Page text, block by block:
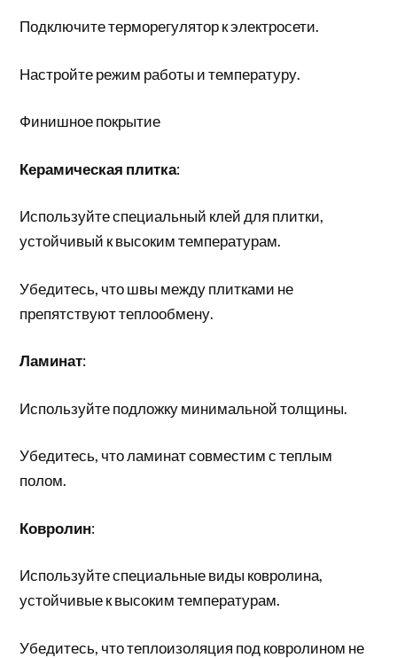
Подключите терморегулятор к электросети.
Настройте режим работы и температуру.
Финишное покрытие
Керамическая плитка:
Используйте специальный клей для плитки,
устойчивый к высоким температурам.
Убедитесь, что швы между плитками не
препятствуют теплообмену.
Ламинат:
Используйте подложку минимальной толщины.
Убедитесь, что ламинат совместим с теплым
полом.
Ковролин:
Используйте специальные виды ковролина,
устойчивые к высоким температурам.
Убедитесь, что теплоизоляция под ковролином не